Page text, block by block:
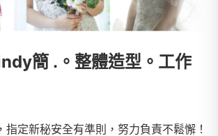
簡 .。整體造型。工作
指定新秘安全有準則，努力負責不鬆懈！